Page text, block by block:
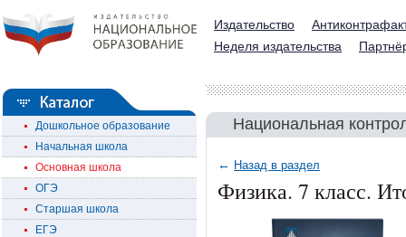
Издательство
Неделя издательства
Дошкольное образование
Начальная школа
Основная школа
ОГЭ
Старшая школа
ЕГЭ
Национальная
← Назад в раздел
Физика. 7 класс.